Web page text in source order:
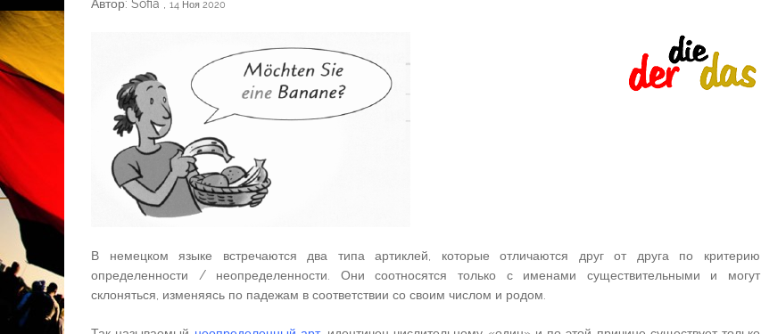
Автор: Sofia 14 Ноя 2020
В немецком языке встречаются два типа артиклей, которые отличаются друг от друга по критерию
определенности / неопределенности. Они соотносятся только с именами существительными и могут
склоняться, изменяясь по падежам в соответствии со своим числом и родом.